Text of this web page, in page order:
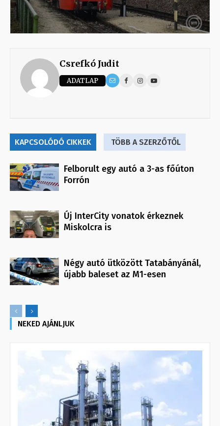
Csrefkó Judit
ADATLAP
KAPCSOLÓDÓ CIKKEK TÖBB A SZERZŐTŐL
Felborult egy autó a 3-as főúton
Forrón
Új InterCity vonatok érkeznek
Miskolcra is
Négy autó ütközött Tatabányánál,
újabb baleset az M1-esen
NEKED AJÁNLJUK